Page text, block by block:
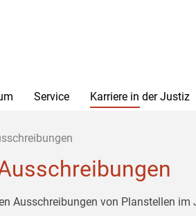
Service Karriere in der Justiz
Ausschreibungen von Planstellen im